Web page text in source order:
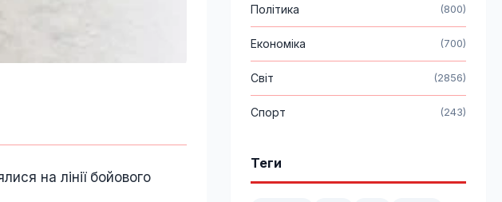
на лінії бойового
Політика (800)
Економіка (700)
Світ (2856)
Спорт (243)
Теги